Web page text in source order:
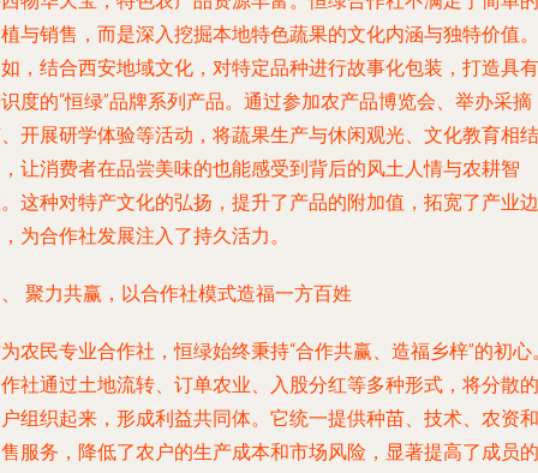
与销售，而是深入挖掘本地特色蔬果的文化内涵与独特价值。
，结合西安地域文化，对特定品种进行故事化包装，打造具有
度的“恒绿”品牌系列产品。通过参加农产品博览会、举办采摘
开展研学体验等活动，将蔬果生产与休闲观光、文化教育相结
让消费者在品尝美味的也能感受到背后的风土人情与农耕智
这种对特产文化的弘扬，提升了产品的附加值，拓宽了产业边
为合作社发展注入了持久活力。
聚力共赢，以合作社模式造福一方百姓
农民专业合作社，恒绿始终秉持“合作共赢、造福乡梓”的初心
社通过土地流转、订单农业、入股分红等多种形式，将分散的
组织起来，形成利益共同体。它统一提供种苗、技术、农资和
服务，降低了农户的生产成本和市场风险，显著提高了成员的